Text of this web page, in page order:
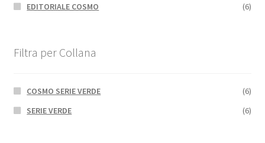
EDITORIALE COSMO (6)
Filtra per Collana
COSMO SERIE VERDE
(6)
SERIE VERDE
(6)